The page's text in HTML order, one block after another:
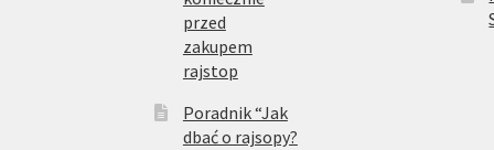
przed
zakupem
rajstop
Poradnik “Jak
dbać o rajsopy?